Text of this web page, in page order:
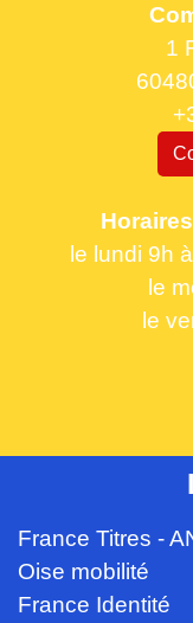
1
le lundi 9h
le
le
France Titres -
Oise mobilité
France Identité